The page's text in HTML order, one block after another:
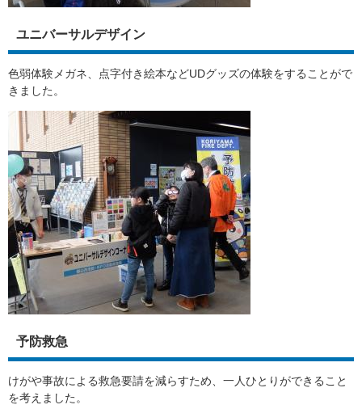
ユニバーサルデザイン
色弱体験メガネ、点字付き絵本などUDグッズの体験をすることがで
きました。
予防救急
けがや事故による救急要請を減らすため、一人ひとりができること
を考えました。